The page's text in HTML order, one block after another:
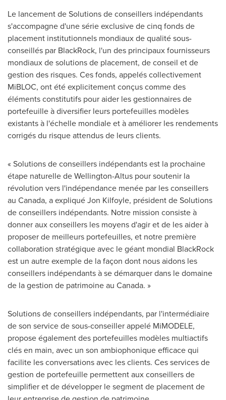
Le lancement de Solutions de conseillers indépendants
s'accompagne d'une série exclusive de cinq fonds de
placement institutionnels mondiaux de qualité sous-
conseillés par BlackRock, l'un des principaux fournisseurs
mondiaux de solutions de placement, de conseil et de
gestion des risques. Ces fonds, appelés collectivement
MiBLOC, ont été explicitement conçus comme des
éléments constitutifs pour aider les gestionnaires de
portefeuille à diversifier leurs portefeuilles modèles
existants à l'échelle mondiale et à améliorer les rendements
corrigés du risque attendus de leurs clients.
« Solutions de conseillers indépendants est la prochaine
étape naturelle deWellington-Altus pour soutenir la
révolution vers l'indépendance menée par les conseillers
au Canada, a expliqué Jon Kilfoyle, président de Solutions
de conseillers indépendants. Notre mission consiste à
donner aux conseillers les moyens d'agir et de les aider à
proposer de meilleurs portefeuilles, et notre première
collaboration stratégique avec le géant mondial BlackRock
est un autre exemple de la façon dont nous aidons les
conseillers indépendants à se démarquer dans le domaine
de la gestion de patrimoine au Canada. »
Solutions de conseillers indépendants, par l'intermédiaire
de son service de sous-conseiller appelé MiMODELE,
propose également des portefeuilles modèles multiactifs
clés en main, avec un son ambiophonique efficace qui
facilite les conversations avec les clients. Ces services de
gestion de portefeuille permettent aux conseillers de
simplifier et de développer le segment de placement de